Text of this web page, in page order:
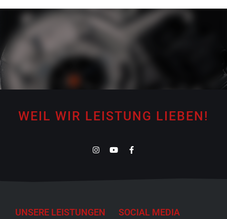
WEIL WIR LEISTUNG LIEBEN!
UNSERE LEISTUNGEN SOCIAL MEDIA